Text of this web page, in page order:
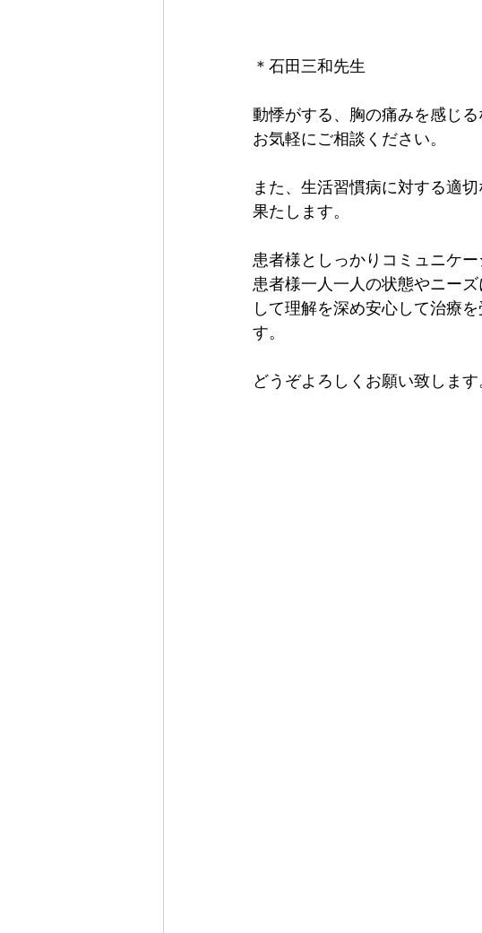
＊石田三和先生
動悸がする、胸の痛みを感じ
お気軽にご相談ください。
また、生活習慣病に対する適
果たします。
患者様としっかりコミュニケ
患者様一人一人の状態やニー
して理解を深め安心して治療
す。
どうぞよろしくお願い致します